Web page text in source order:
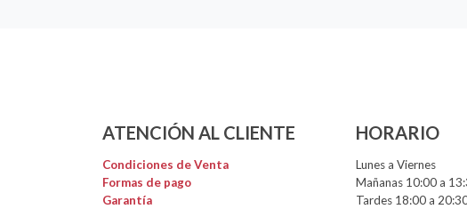
ATENCIÓN AL CLIENTE
Condiciones de Venta
Formas de pago
Garantía
HORARIO
Lunes a Viernes
Mañanas 10:00 a
Tardes 18:00 a